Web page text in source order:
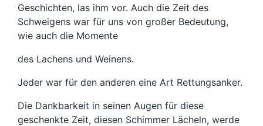
Geschichten, las ihm vor. Auch die Zeit des
Schweigens war für uns von großer Bedeutung,
wie auch die Momente
des Lachens und Weinens.
Jeder war für den anderen eine Art Rettungsanker.
Die Dankbarkeit in seinen Augen für diese
geschenkte Zeit, diesen Schimmer Lächeln, werde